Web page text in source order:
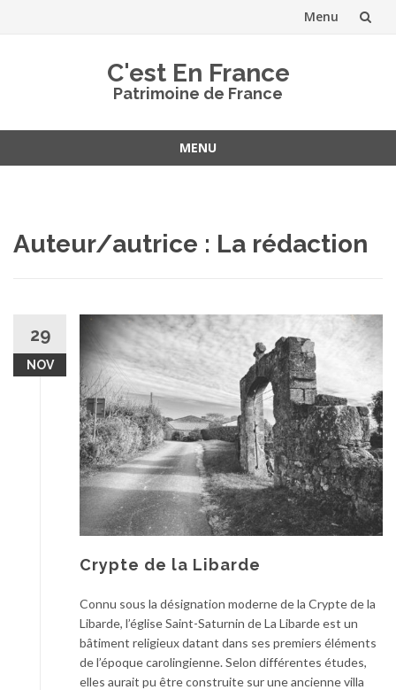
Menu
C'est En France
Patrimoine de France
MENU
Auteur/autrice : La rédaction
29
NOV
Crypte de la Libarde
Connu sous la désignation moderne de la Crypte de la
Libarde, l’église Saint-Saturnin de La Libarde est un
bâtiment religieux datant dans ses premiers éléments
de l’époque carolingienne. Selon différentes études,
elles aurait pu être construite sur une ancienne villa